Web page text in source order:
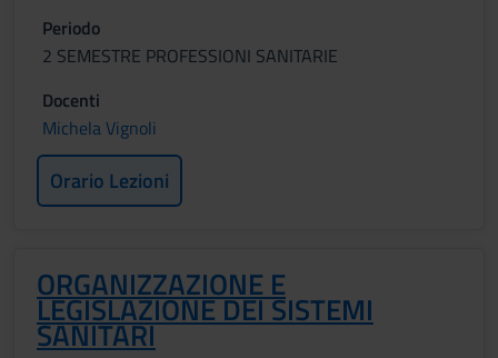
Periodo
2 SEMESTRE PROFESSIONI SANITARIE
Docenti
Michela Vignoli
Orario Lezioni
ORGANIZZAZIONE E
LEGISLAZIONE DEI SISTEMI
SANITARI